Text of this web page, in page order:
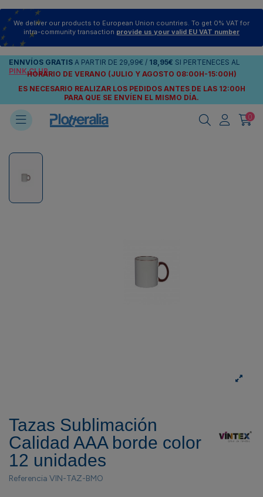
We deliver our products to European Union countries. To get 0% VAT for
intra-community transaction provide us your valid EU VAT number
ENNVÍOS GRATIS A PARTIR DE 29,99€ / 18,95€ SI PERTENECES AL
PINK CLUB
HORARIO DE VERANO (JULIO Y AGOSTO 08:00H-15:00H)
ES NECESARIO REALIZAR LOS PEDIDOS ANTES DE LAS 12:00H
PARA QUE SE ENVÍEN EL MISMO DÍA.
0
Tazas Sublimación
Calidad AAA borde color
12 unidades
Referencia VIN-TAZ-BMO